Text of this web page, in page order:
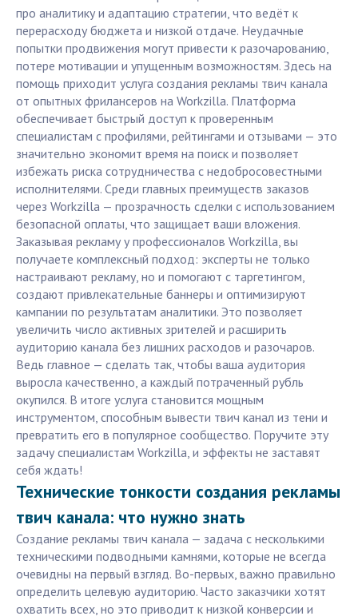
про аналитику и адаптацию стратегии, что ведёт к
перерасходу бюджета и низкой отдаче. Неудачные
попытки продвижения могут привести к разочарованию,
потере мотивации и упущенным возможностям. Здесь на
помощь приходит услуга создания рекламы твич канала
от опытных фрилансеров на Workzilla. Платформа
обеспечивает быстрый доступ к проверенным
специалистам с профилями, рейтингами и отзывами — это
значительно экономит время на поиск и позволяет
избежать риска сотрудничества с недобросовестными
исполнителями. Среди главных преимуществ заказов
через Workzilla — прозрачность сделки с использованием
безопасной оплаты, что защищает ваши вложения.
Заказывая рекламу у профессионалов Workzilla, вы
получаете комплексный подход: эксперты не только
настраивают рекламу, но и помогают с таргетингом,
создают привлекательные баннеры и оптимизируют
кампании по результатам аналитики. Это позволяет
увеличить число активных зрителей и расширить
аудиторию канала без лишних расходов и разочаров.
Ведь главное — сделать так, чтобы ваша аудитория
выросла качественно, а каждый потраченный рубль
окупился. В итоге услуга становится мощным
инструментом, способным вывести твич канал из тени и
превратить его в популярное сообщество. Поручите эту
задачу специалистам Workzilla, и эффекты не заставят
себя ждать!
Технические тонкости создания рекламы
твич канала: что нужно знать
Создание рекламы твич канала — задача с несколькими
техническими подводными камнями, которые не всегда
очевидны на первый взгляд. Во-первых, важно правильно
определить целевую аудиторию. Часто заказчики хотят
охватить всех, но это приводит к низкой конверсии и